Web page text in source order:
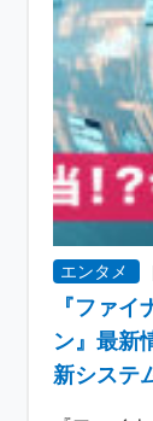
エンタメ
『ファ
ン』最新
新システ